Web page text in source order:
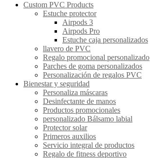
Custom PVC Products
Estuche protector
Airpods 3
Airpods Pro
Estuche caja personalizados
llavero de PVC
Regalo promocional personalizado
Parches de goma personalizados
Personalización de regalos PVC
Bienestar y seguridad
Personaliza máscaras
Desinfectante de manos
Productos promocionales
personalizado Bálsamo labial
Protector solar
Primeros auxilios
Servicio integral de productos
Regalo de fitness deportivo